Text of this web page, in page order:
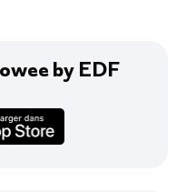
by EDF